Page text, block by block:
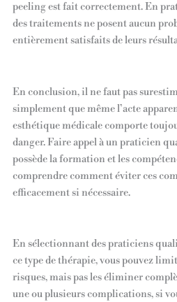
peeling est fait correctement. En
des traitements ne posent aucun
entièrement satisfaits de leurs
En conclusion, il ne faut pas
simplement que même l’acte
esthétique médicale comporte
danger. Faire appel à un praticien
possède la formation et les
comprendre comment éviter ces
efficacement si nécessaire.
En sélectionnant des praticiens
ce type de thérapie, vous pouvez
risques, mais pas les éliminer
une ou plusieurs complications, si